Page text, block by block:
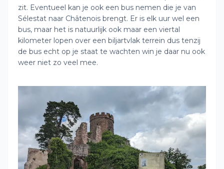
zit. Eventueel kan je ook een bus nemen die je van
Sélestat naar Châtenois brengt. Er is elk uur wel een
bus, maar het is natuurlijk ook maar een viertal
kilometer lopen over een biljartvlak terrein dus tenzij
de bus echt op je staat te wachten win je daar nu ook
weer niet zo veel mee.